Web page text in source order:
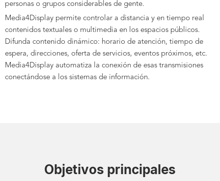
personas o grupos considerables de gente.
Media4Display permite controlar a distancia y en tiempo real
contenidos textuales o multimedia en los espacios públicos.
Difunda contenido dinámico: horario de atención, tiempo de
espera, direcciones, oferta de servicios, eventos próximos, etc.
Media4Display automatiza la conexión de esas transmisiones
conectándose a los sistemas de información.
Objetivos principales